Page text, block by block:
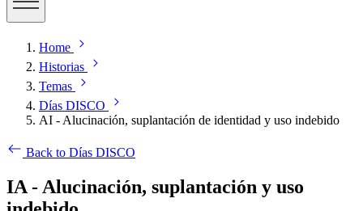
Home
Historias
Temas
Días DISCO
AI - Alucinación, suplantación de identidad y uso indebido
Back to Días DISCO
IA - Alucinación, suplantación y uso